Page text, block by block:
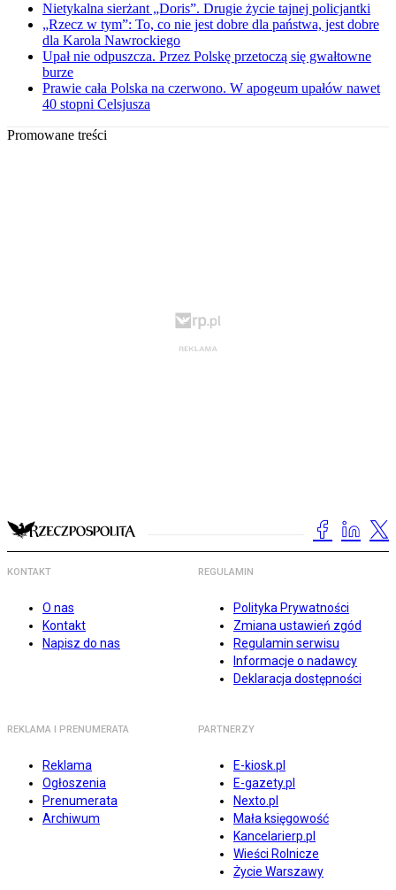
Nietykalna sierżant „Doris”. Drugie życie tajnej policjantki
„Rzecz w tym”: To, co nie jest dobre dla państwa, jest dobre
dla Karola Nawrockiego
Upał nie odpuszcza. Przez Polskę przetoczą się gwałtowne
burze
Prawie cała Polska na czerwono. W apogeum upałów nawet
40 stopni Celsjusza
Promowane treści
KONTAKT
O nas
Kontakt
Napisz do nas
REGULAMIN
Polityka Prywatności
Zmiana ustawień zgód
Regulamin serwisu
Informacje o nadawcy
Deklaracja dostępności
REKLAMA I PRENUMERATA
Reklama
Ogłoszenia
Prenumerata
Archiwum
PARTNERZY
E-kiosk.pl
E-gazety.pl
Nexto.pl
Mała księgowość
Kancelarierp.pl
Wieści Rolnicze
Życie Warszawy